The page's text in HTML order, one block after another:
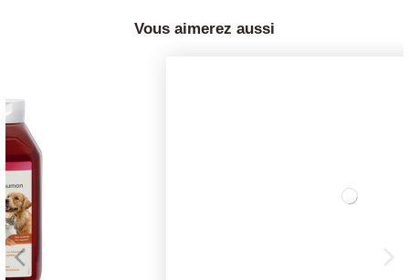
Vous aimerez aussi